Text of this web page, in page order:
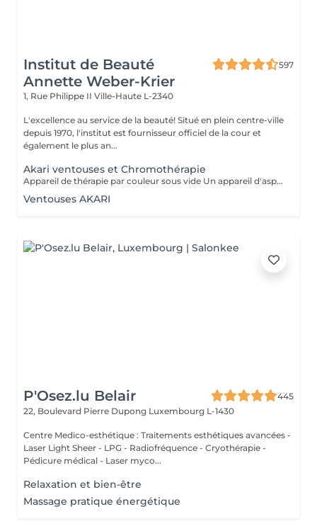
Institut de Beauté
Annette Weber-Krier
597
1, Rue Philippe II Ville-Haute L-2340
L'excellence au service de la beauté! Situé en plein centre-ville
depuis 1970, l'institut est fournisseur officiel de la cour et
également le plus an...
Akari ventouses et Chromothérapie
Appareil de thérapie par couleur sous vide Un appareil d'aspiration - complété avec 21 couleurs (barre de couleurs Akari). APPLICATIONS En cosmétique, en massage, en physiothérapie et dans le domaine médical. AVANTAGE En raison du vide, de la levée sans pression, la circulation sanguine et la lymphe sont stimulées. Ce vide est constant, finement contrôlé et réglable. Il a un train doux. Cela signifie qu'il peut également être utilisé sur les zones les plus sensibles - cicatrices, contour des yeux, lèvres, zones douloureuses ... APPLICATIONS POSSIBLES EN COSMÉTIQUE, Pour resserrer et affiner le visage (rides autour des yeux et des lèvres), cou et décolleté les bras supérieurs , ventre , hanche , cellulite DANS LE MASSAGE, drainage , réflexologie , tissu conjonctif, le drainage lymphatique , compensation des méridiens , dans les blessures sportives Pour le post-traitement des opérations faciales Possibilité d'utiliser une pyramide de cristal de roche pour faire des stimulations de couleur.
Ventouses AKARI
P'Osez.lu Belair
445
22, Boulevard Pierre Dupong Luxembourg L-1430
Centre Medico-esthétique : Traitements esthétiques avancées -
Laser Light Sheer - LPG - Radiofréquence - Cryothérapie -
Pédicure médical - Laser myco...
Relaxation et bien-être
Massage pratique énergétique